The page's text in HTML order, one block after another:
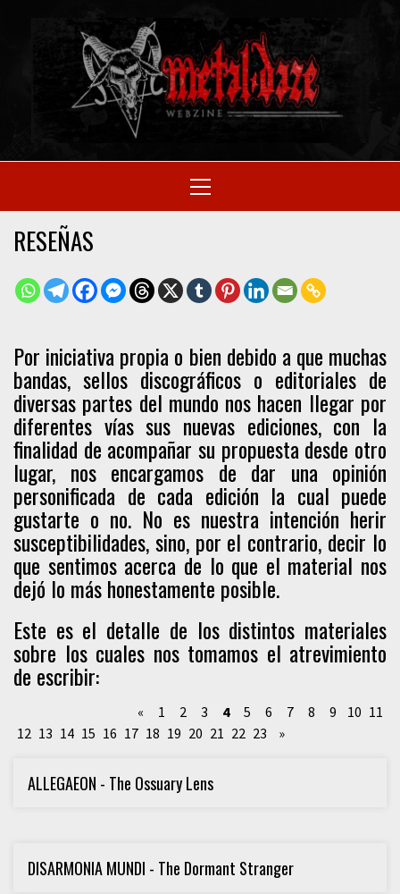
SITIO OFICIAL
Menu
RESEÑAS
Por iniciativa propia o bien debido a que muchas
bandas, sellos discográficos o editoriales de
diversas partes del mundo nos hacen llegar por
diferentes vías sus nuevas ediciones, con la
finalidad de acompañar su propuesta desde otro
lugar, nos encargamos de dar una opinión
personificada de cada edición la cual puede
gustarte o no. No es nuestra intención herir
susceptibilidades, sino, por el contrario, decir lo
que sentimos acerca de lo que el material nos
dejó lo más honestamente posible.
Este es el detalle de los distintos materiales
sobre los cuales nos tomamos el atrevimiento
de escribir:
« 1 2 3 4 5 6 7 8 9 10 11
12 13 14 15 16 17 18 19 20 21 22 23 »
ALLEGAEON - The Ossuary Lens
DISARMONIA MUNDI - The Dormant Stranger